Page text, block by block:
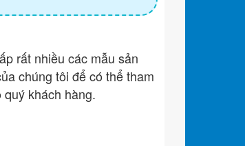
rất nhiều các mẫu sản
chúng tôi để có thể tham
quý khách hàng.